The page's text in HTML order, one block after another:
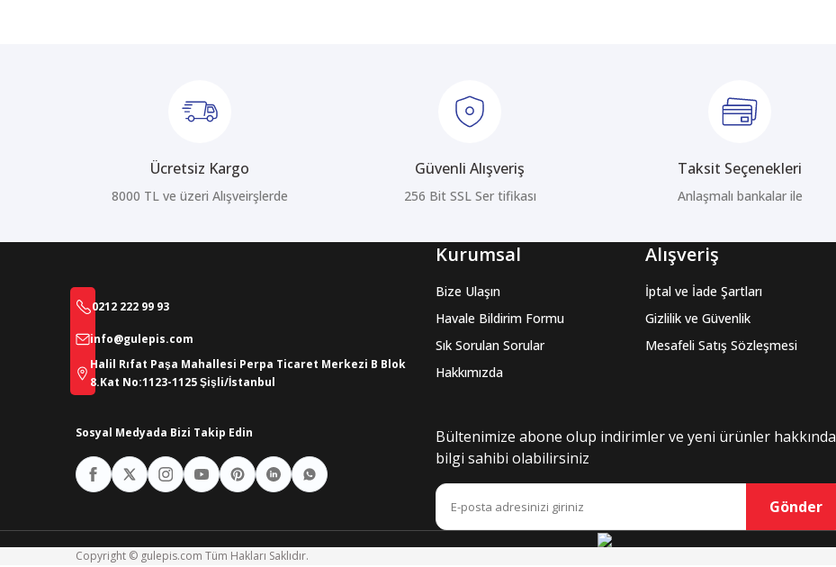
Ücretsiz Kargo
8000 TL ve üzeri Alışveirşlerde
Güvenli Alışveriş
256 Bit SSL Ser tifikası
Taksit Seçenekleri
Anlaşmalı bankalar ile
0212 222 99 93
info@gulepis.com
Halil Rıfat Paşa Mahallesi Perpa Ticaret Merkezi B Blok
8.Kat No:1123-1125 Şişli/İstanbul
Sosyal Medyada Bizi Takip Edin
Kurumsal
Bize Ulaşın
Havale Bildirim Formu
Sık Sorulan Sorular
Hakkımızda
Alışveriş
İptal ve İade Şartları
Gizlilik ve Güvenlik
Mesafeli Satış Sözleşmesi
Bültenimize abone olup indirimler ve yeni ürünler hakkında
bilgi sahibi olabilirsiniz
Gönder
Copyright © gulepis.com Tüm Hakları Saklıdır.